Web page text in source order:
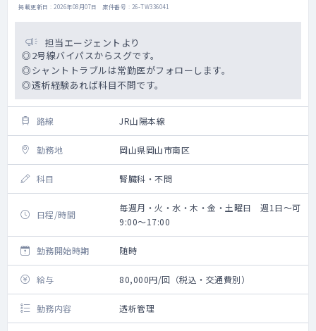
掲載更新日 : 2026年08月07日 案件番号 : 26-TW336041
担当エージェントより
◎2号線バイパスからスグです。
◎シャントトラブルは常勤医がフォローします。
◎透析経験あれば科目不問です。
路線 JR山陽本線
勤務地 岡山県岡山市南区
科目 腎臓科・不問
日程/時間
毎週月・火・水・木・金・土曜日 週1日～可
9:00～17:00
勤務開始時期 随時
給与 80,000円/回（税込・交通費別）
勤務内容 透析管理